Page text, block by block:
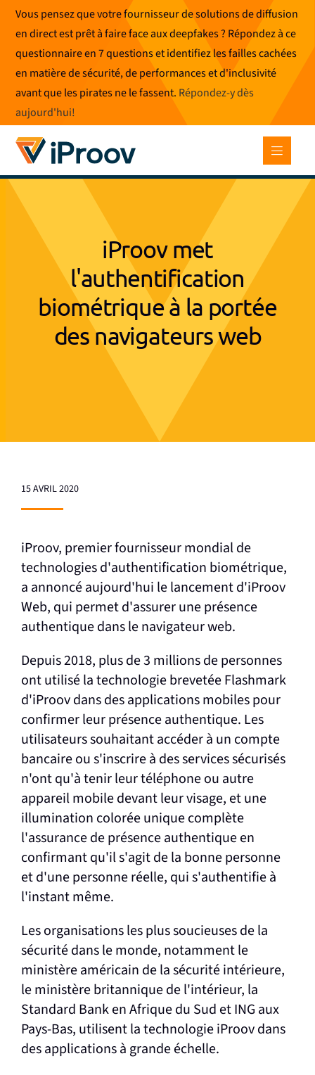
Skip
content
Vous pensez que votre fournisseur de solutions de diffusion
en direct est prêt à faire face aux deepfakes ? Répondez à ce
questionnaire en 7 questions et identifiez les failles cachées
en matière de sécurité, de performances et d'inclusivité
avant que les pirates ne le fassent. Répondez-y dès
aujourd'hui!
iProov met
l'authentification
biométrique à la portée
des navigateurs web
15 AVRIL 2020
iProov, premier fournisseur mondial de
technologies d'authentification biométrique,
a annoncé aujourd'hui le lancement d'iProov
Web, qui permet d'assurer une présence
authentique dans le navigateur web.
Depuis 2018, plus de 3 millions de personnes
ont utilisé la technologie brevetée Flashmark
d'iProov dans des applications mobiles pour
confirmer leur présence authentique. Les
utilisateurs souhaitant accéder à un compte
bancaire ou s'inscrire à des services sécurisés
n'ont qu'à tenir leur téléphone ou autre
appareil mobile devant leur visage, et une
illumination colorée unique complète
l'assurance de présence authentique en
confirmant qu'il s'agit de la bonne personne
et d'une personne réelle, qui s'authentifie à
l'instant même.
Les organisations les plus soucieuses de la
sécurité dans le monde, notamment le
ministère américain de la sécurité intérieure,
le ministère britannique de l'intérieur, la
Standard Bank en Afrique du Sud et ING aux
Pays-Bas, utilisent la technologie iProov dans
des applications à grande échelle.